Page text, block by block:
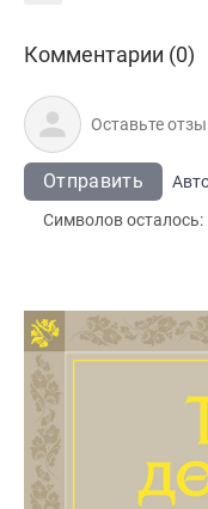
Комментарии (0)
Отправить
Символов осталось: